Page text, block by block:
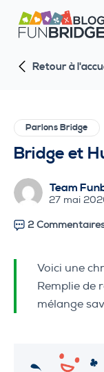
P
a
s
a
c
o
n
e
Retour à
Parlons Bridge
Bridge et
Team
27 mai
2
Voici une
Remplie de
mélange